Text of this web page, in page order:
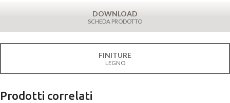
DOWNLOAD
SCHEDA PRODOTTO
FINITURE
LEGNO
Prodotti correlati